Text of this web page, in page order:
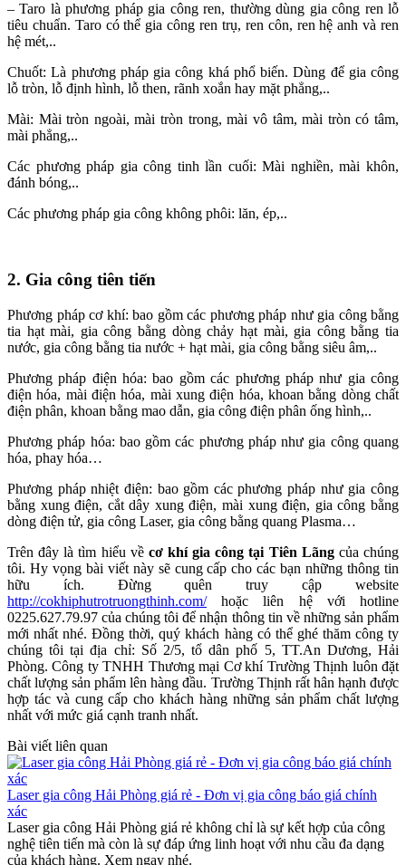
– Taro là phương pháp gia công ren, thường dùng gia công ren lỗ
tiêu chuẩn. Taro có thể gia công ren trụ, ren côn, ren hệ anh và ren
hệ mét,..
Chuốt: Là phương pháp gia công khá phổ biến. Dùng để gia công
lỗ tròn, lỗ định hình, lỗ then, rãnh xoắn hay mặt phẳng,..
Mài: Mài tròn ngoài, mài tròn trong, mài vô tâm, mài tròn có tâm,
mài phẳng,..
Các phương pháp gia công tinh lần cuối: Mài nghiền, mài khôn,
đánh bóng,..
Các phương pháp gia công không phôi: lăn, ép,..
2. Gia công tiên tiến
Phương pháp cơ khí: bao gồm các phương pháp như gia công bằng
tia hạt mài, gia công bằng dòng chảy hạt mài, gia công bằng tia
nước, gia công bằng tia nước + hạt mài, gia công bằng siêu âm,..
Phương pháp điện hóa: bao gồm các phương pháp như gia công
điện hóa, mài điện hóa, mài xung điện hóa, khoan bằng dòng chất
điện phân, khoan bằng mao dẫn, gia công điện phân ống hình,..
Phương pháp hóa: bao gồm các phương pháp như gia công quang
hóa, phay hóa…
Phương pháp nhiệt điện: bao gồm các phương pháp như gia công
bằng xung điện, cắt dây xung điện, mài xung điện, gia công bằng
dòng điện tử, gia công Laser, gia công bằng quang Plasma…
Trên đây là tìm hiểu về cơ khí gia công tại Tiên Lãngcủa chúng
tôi. Hy vọng bài viết này sẽ cung cấp cho các bạn những thông tin
hữu ích. Đừng quên truy cập website
http://cokhiphutrotruongthinh.com/hoặc liên hệ với hotline
0225.627.79.97 của chúng tôi để nhận thông tin về những sản phẩm
mới nhất nhé. Đồng thời, quý khách hàng có thể ghé thăm công ty
chúng tôi tại địa chỉ: Số 2/5, tổ dân phố 5, TT.An Dương, Hải
Phòng. Công ty TNHH Thương mại Cơ khí Trường Thịnh luôn đặt
chất lượng sản phẩm lên hàng đầu. Trường Thịnh rất hân hạnh được
hợp tác và cung cấp cho khách hàng những sản phẩm chất lượng
nhất với mức giá cạnh tranh nhất.
Bài viết liên quan
Laser gia công Hải Phòng giá rẻ - Đơn vị gia công báo giá chính
xác
Laser gia công Hải Phòng giá rẻ không chỉ là sự kết hợp của công
nghệ tiên tiến mà còn là sự đáp ứng linh hoạt với nhu cầu đa dạng
của khách hàng. Xem ngay nhé.